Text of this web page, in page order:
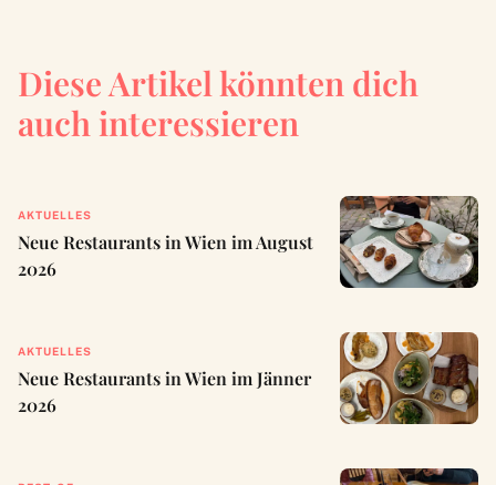
Diese Artikel könnten dich
auch interessieren
AKTUELLES
Neue Restaurants in Wien im August
2026
AKTUELLES
Neue Restaurants in Wien im Jänner
2026